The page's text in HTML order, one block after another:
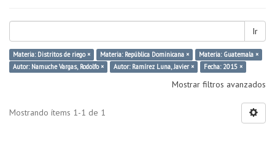
Ir
Materia: Distritos de riego × Materia: República Dominicana ×
Materia: Guatemala ×
Autor: Namuche Vargas, Rodolfo ×
Autor: Ramírez Luna, Javier × Fecha: 2015 ×
Mostrar filtros avanzados
Mostrando ítems 1-1 de 1